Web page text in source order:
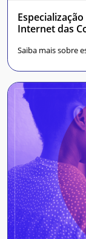
Internet das
Saiba mais sobre